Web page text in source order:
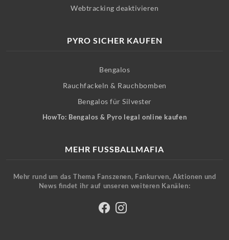
Webtracking deaktivieren
PYRO SICHER KAUFEN
Bengalos
Rauchfackeln & Rauchbomben
Bengalos für Silvester
HowTo: Bengalos & Pyro legal online kaufen
MEHR FUSSBALLMAFIA
Mehr rund um das Thema Fanszenen, Fankurven, Aktionen und
News findet ihr auf unseren weiteren Kanälen: